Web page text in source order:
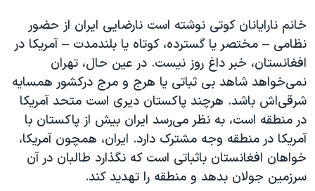
همایش محافظه‌کاران آمریکا «سی‌پک»
صفحه‌های ویژه
سفر پرزیدنت ترامپ به چین
خانم نارایانان کوتی نوشته است نارضایی ایران از حضور
نظامی – مختصر یا گسترده، کوتاه یا بلندمدت – آمریکا در
افغانستان، خبر داغ روز نیست. در عین حال، تهران
نمی‌خواهد شاهد بی ثباتی یا هرج و مرج درکشور همسایه
شرقی‌اش باشد. هرچند پاکستان دیری است متحد آمریکا
در منطقه است، به نظر می‌رسد ایران بیش از پاکستان با
آمریکا در منطقه وجه مشترک دارد. ایران، همچون آمریکا،
خواهان افغانستان باثباتی است که نگذارد طالبان در آن
سرزمین جولان بدهد و منطقه را تهدید کند.